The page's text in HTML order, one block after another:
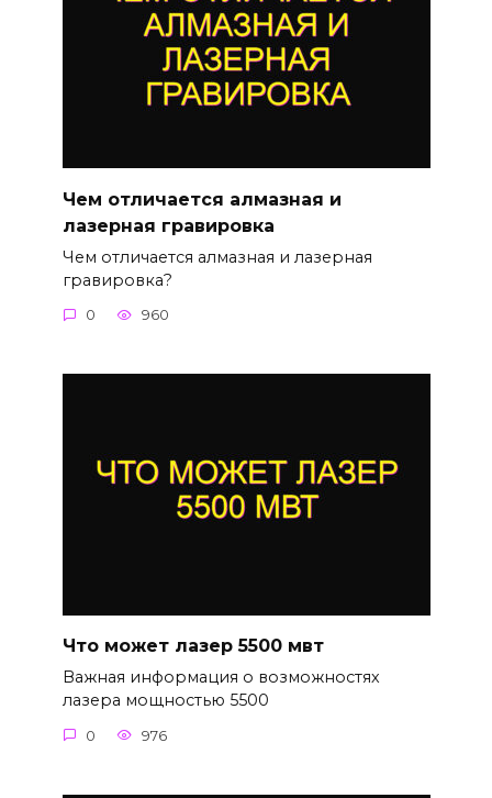
Чем отличается алмазная и
лазерная гравировка
Чем отличается алмазная и лазерная
гравировка?
0 960
Что может лазер 5500 мвт
Важная информация о возможностях
лазера мощностью 5500
0 976